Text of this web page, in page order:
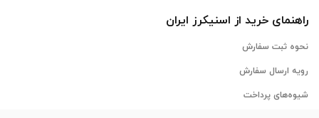
راهنمای خرید از اسنیکرز ایران
نحوه ثبت سفارش
رویه ارسال سفارش
شیوه‌های پرداخت